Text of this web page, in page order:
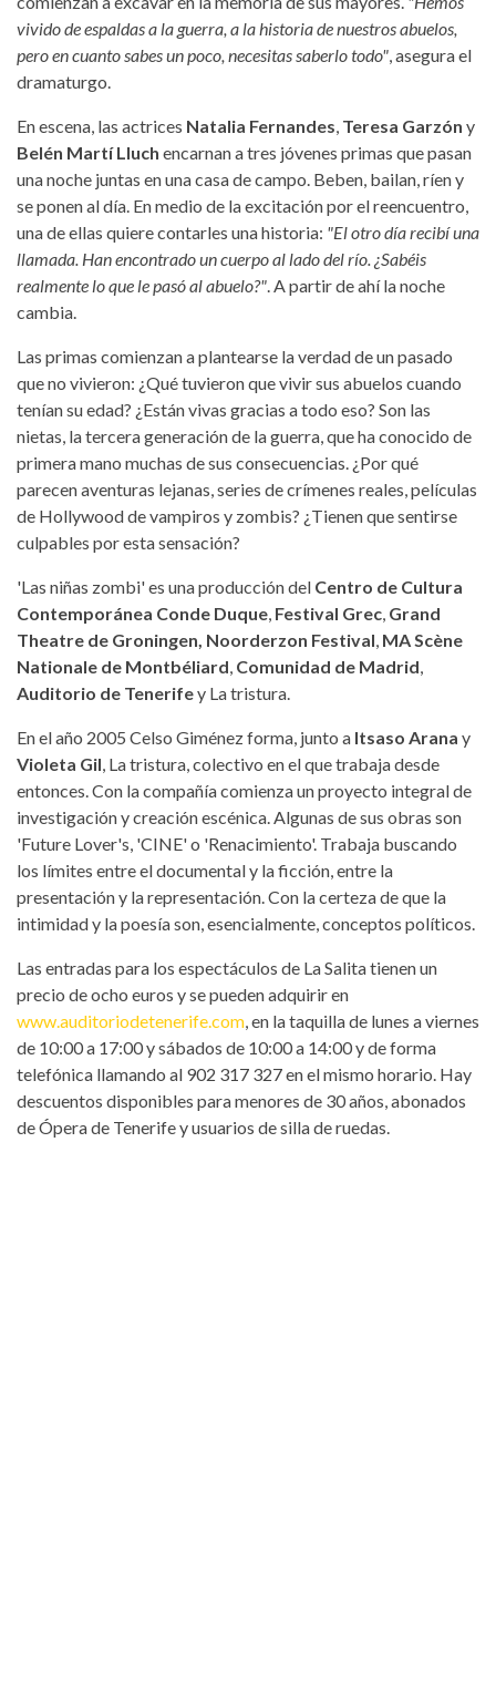
vivido de espaldas a la guerra, a la historia de nuestros abuelos,
pero en cuanto sabes un poco, necesitas saberlo todo", asegura el
dramaturgo.
En escena, las actrices Natalia Fernandes, Teresa Garzón y
Belén Martí Lluch encarnan a tres jóvenes primas que pasan
una noche juntas en una casa de campo. Beben, bailan, ríen y
se ponen al día. En medio de la excitación por el reencuentro,
una de ellas quiere contarles una historia: "El otro día recibí una
llamada. Han encontrado un cuerpo al lado del río. ¿Sabéis
realmente lo que le pasó al abuelo?". A partir de ahí la noche
cambia.
Las primas comienzan a plantearse la verdad de un pasado
que no vivieron: ¿Qué tuvieron que vivir sus abuelos cuando
tenían su edad? ¿Están vivas gracias a todo eso? Son las
nietas, la tercera generación de la guerra, que ha conocido de
primera mano muchas de sus consecuencias. ¿Por qué
parecen aventuras lejanas, series de crímenes reales, películas
de Hollywood de vampiros y zombis? ¿Tienen que sentirse
culpables por esta sensación?
'Las niñas zombi' es una producción del Centro de Cultura
Contemporánea Conde Duque, Festival Grec, Grand
Theatre de Groningen, Noorderzon Festival, MA Scène
Nationale de Montbéliard, Comunidad de Madrid,
Auditorio de Tenerifey La tristura.
En el año 2005 Celso Giménez forma, junto a Itsaso Arana y
Violeta Gil, La tristura, colectivo en el que trabaja desde
entonces. Con la compañía comienza un proyecto integral de
investigación y creación escénica. Algunas de sus obras son
'Future Lover's, 'CINE' o 'Renacimiento'. Trabaja buscando
los límites entre el documental y la ficción, entre la
presentación y la representación. Con la certeza de que la
intimidad y la poesía son, esencialmente, conceptos políticos.
Las entradas para los espectáculos de La Salita tienen un
precio de ocho euros y se pueden adquirir en
www.auditoriodetenerife.com, en la taquilla de lunes a viernes
de 10:00 a 17:00 y sábados de 10:00 a 14:00 y de forma
telefónica llamando al 902 317 327 en el mismo horario. Hay
descuentos disponibles para menores de 30 años, abonados
de Ópera de Tenerife y usuarios de silla de ruedas.